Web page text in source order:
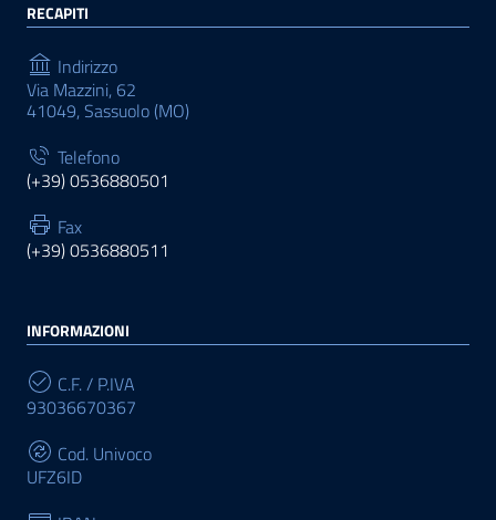
RECAPITI
Indirizzo
Via Mazzini, 62
41049, Sassuolo (MO)
Telefono
(+39) 0536880501
Fax
(+39) 0536880511
INFORMAZIONI
C.F. / P.IVA
93036670367
Cod. Univoco
UFZ6ID